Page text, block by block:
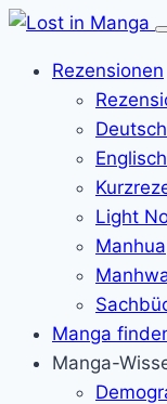
Rezensionen
Light
Manhua
Manga
Manga-